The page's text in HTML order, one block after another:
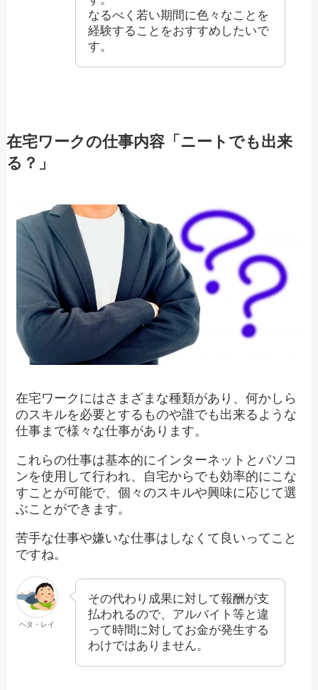
なるべく若い期間に色々なことを
経験することをおすすめしたいで
す。
在宅ワークの仕事内容「ニートでも出来
る？」
在宅ワークにはさまざまな種類があり、何かしら
のスキルを必要とするものや誰でも出来るような
仕事まで様々な仕事があります。
これらの仕事は基本的にインターネットとパソコ
ンを使用して行われ、自宅からでも効率的にこな
すことが可能で、個々のスキルや興味に応じて選
ぶことができます。
苦手な仕事や嫌いな仕事はしなくて良いってこと
ですね。
ヘタ・レイ
その代わり成果に対して報酬が支
払われるので、アルバイト等と違
って時間に対してお金が発生する
わけではありません。